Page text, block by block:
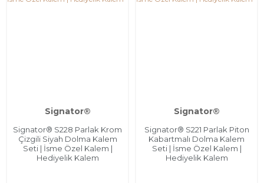
Signator®
Signator® S228 Parlak Krom
Çizgili Siyah Dolma Kalem
Seti | İsme Özel Kalem |
Hediyelik Kalem
Signator®
Signator® S221 Parlak Piton
Kabartmalı Dolma Kalem
Seti | İsme Özel Kalem |
Hediyelik Kalem